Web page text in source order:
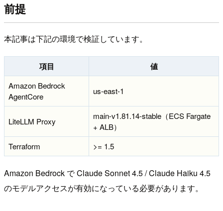
前提
本記事は下記の環境で検証しています。
項目 値
Amazon Bedrock
AgentCore
us-east-1
LiteLLM Proxy
main-v1.81.14-stable（ECS Fargate
+ ALB）
Terraform
>= 1.5
Amazon Bedrock で Claude Sonnet 4.5 / Claude Haiku 4.5
のモデルアクセスが有効になっている必要があります。